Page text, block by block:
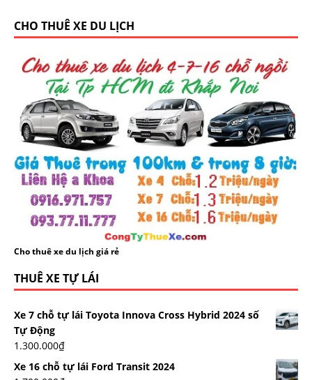
CHO THUÊ XE DU LỊCH
Cho thuê xe du lịch giá rẻ
THUÊ XE TỰ LÁI
Xe 7 chỗ tự lái Toyota Innova Cross Hybrid 2024 số
Tự Động
1.300.000₫
Xe 16 chỗ tự lái Ford Transit 2024